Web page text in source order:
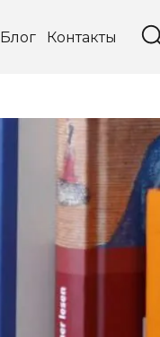
Блог Контакты